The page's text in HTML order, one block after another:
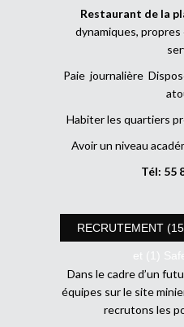
Restaurant de la
dynamiques,
Paie journalière
Habiter les quartiers
Avoir un niveau
Tél: 55
RECRUTEMENT
et (1)
Dans le cadre d’un
équipes sur le site
recrutons les